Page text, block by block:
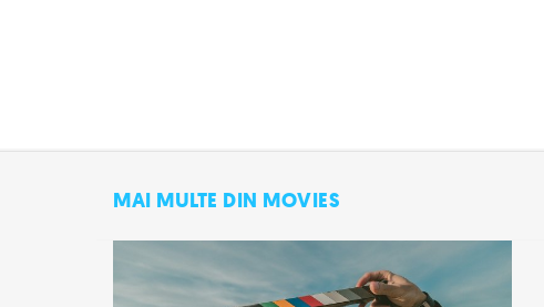
MAI MULTE DIN MOVIES